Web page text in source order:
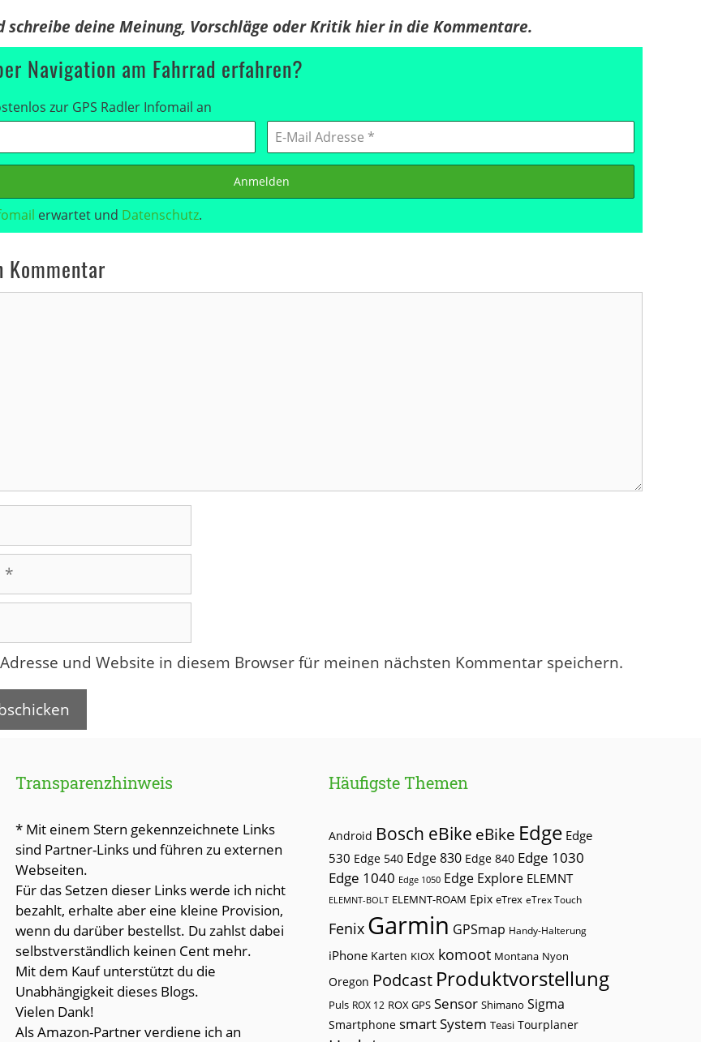
schreibe deine Meinung, Vorschläge oder Kritik hier in die Kommentare.
Navigation am Fahrrad erfahren?
zur GPS Radler Infomail an
Anmelden
erwartet und Datenschutz.
Kommentar
und Website in diesem Browser für meinen nächsten Kommentar speichern.
Transparenzhinweis
* Mit einem Stern gekennzeichnete Links
sind Partner-Links und führen zu externen
Webseiten.
Für das Setzen dieser Links werde ich nicht
bezahlt, erhalte aber eine kleine Provision,
wenn du darüber bestellst. Du zahlst dabei
selbstverständlich keinen Cent mehr.
Mit dem Kauf unterstützt du die
Unabhängigkeit dieses Blogs.
Vielen Dank!
Als Amazon-Partner verdiene ich an
Häufigste Themen
Android Bosch eBike eBike Edge Edge
530 Edge 540 Edge 830 Edge 840 Edge 1030
Edge 1040 Edge 1050 Edge Explore ELEMNT
ELEMNT-BOLT ELEMNT-ROAM Epix eTrex eTrex Touch
Fenix Garmin GPSmap Handy-Halterung
iPhone Karten KIOX komoot Montana Nyon
Oregon Podcast Produktvorstellung
Puls ROX 12 ROX GPS Sensor Shimano Sigma
Smartphone smart System Teasi Tourplaner